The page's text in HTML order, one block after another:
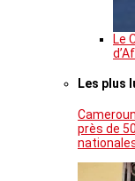
Le
Les plus
près de